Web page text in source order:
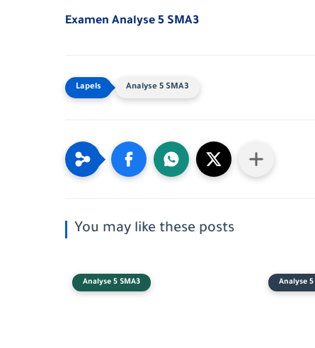
Examen Analyse 5 SMA3
Analyse 5 SMA3
You may like these posts
Analyse 5 SMA3 Analyse 5